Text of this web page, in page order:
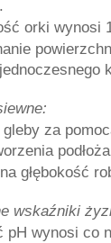
orki wynosi
gleby za
głębokość
wskaźniki
pH wynosi co